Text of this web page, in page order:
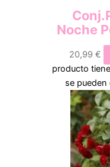
Noche
20,99€
producto
se pueden